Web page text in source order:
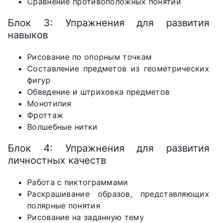
Блок 3: Упражнения для развития
навыков
Рисование по опорным точкам
Составление предметов из геометрических
фигур
Обведение и штриховка предметов
Монотипия
Фроттаж
Волшебные нитки
Блок 4: Упражнения для развития
личностных качеств
Работа с пиктограммами
Раскрашивание образов, представляющих
полярные понятия
Рисование на заданную тему